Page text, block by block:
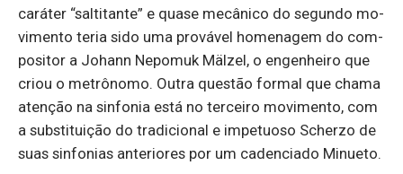
ca­ráter “sal­ti­tante” e quase me­câ­nico do se­gundo mo­
vi­mento teria sido uma pro­vável ho­me­nagem do com­
po­sitor a Johann Ne­pomuk Mälzel, o en­ge­nheiro que
criou o me­trô­nomo. Outra questão formal que chama
atenção na sin­fonia está no ter­ceiro mo­vi­mento, com
a subs­ti­tuição do tra­di­ci­onal e im­pe­tuoso Scherzo de
suas sin­fo­nias an­te­ri­ores por um ca­den­ciado Mi­nueto.